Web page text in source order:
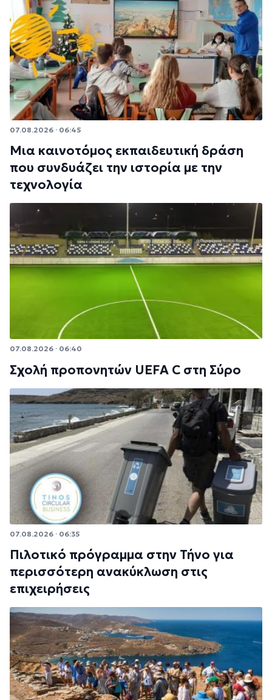
07.08.2026 · 06:45
Μια καινοτόμος εκπαιδευτική δράση
που συνδυάζει την ιστορία με την
τεχνολογία
07.08.2026 · 06:40
Σχολή προπονητών UEFA C στη Σύρο
07.08.2026 · 06:35
Πιλοτικό πρόγραμμα στην Τήνο για
περισσότερη ανακύκλωση στις
επιχειρήσεις